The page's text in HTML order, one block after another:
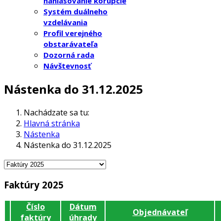
Systém duálneho
vzdelávania
Profil verejného
obstarávateľa
Dozorná rada
Návštevnosť
Nástenka do 31.12.2025
Nachádzate sa tu:
Hlavná stránka
Nástenka
Nástenka do 31.12.2025
Faktúry 2025
Číslo
faktúry
Dátum
úhrady
Objednávateľ